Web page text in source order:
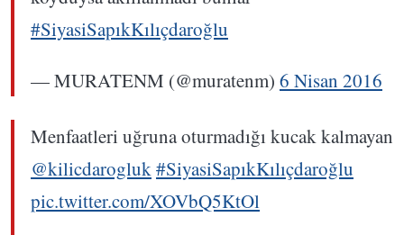
#SiyasiSapıkKılıçdaroğlu
— MURATENM (@muratenm) 6 Nisan 2016
Menfaatleri uğruna oturmadığı kucak kalmayan
@kilicdarogluk#SiyasiSapıkKılıçdaroğlu
pic.twitter.com/XOVbQ5KtOl